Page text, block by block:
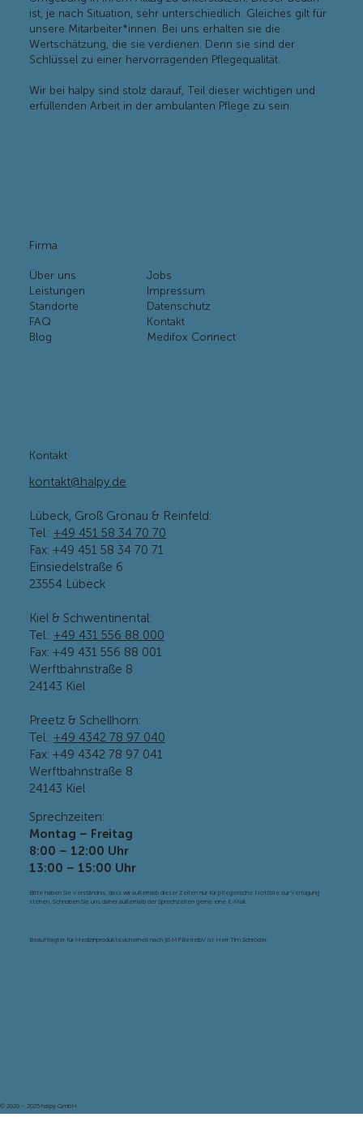
Unser Ziel ist es, die Menschen in Lübeck, Kiel und
Umgebung in ihrem Alltag zu unterstützen. Dieser Bedarf
ist, je nach Situation, sehr unterschiedlich. Gleiches gilt für
unsere Mitarbeiter*innen. Bei uns erhalten sie die
Wertschätzung, die sie verdienen. Denn sie sind der
Schlüssel zu einer hervorragenden Pflegequalität.
Wir bei halpy sind stolz darauf, Teil dieser wichtigen und
Firma
Über uns
Leistungen
Standorte
FAQ
Jobs
Impressum
Datenschutz
Kontakt
kontakt@halpy.de
Lübeck, Groß Grönau & Reinfeld:
Tel.:+49 451 58 34 70 70
Fax: +49 451 58 34 70 71
Einsiedelstraße 6
23554 Lübeck
Kiel & Schwentinental:
Tel.: +49 431 556 88 000
Fax: +49 431 556 88 001
Werftbahnstraße 8
24143 Kiel
Preetz & Schellhorn:
Tel.: +49 4342 78 97 040
Fax: +49 4342 78 97 041
Werftbahnstraße 8
24143 Kiel
Sprechzeiten:
Montag – Freitag
8:00 – 12:00 Uhr
13:00 – 15:00 Uhr